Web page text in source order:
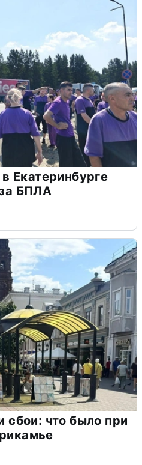
Екатеринбурге
БПЛА
сбои: что было при